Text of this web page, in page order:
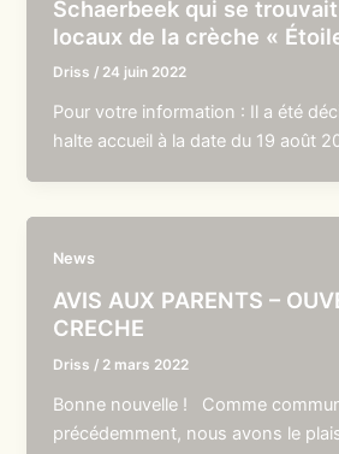
Schaerbeek qui se
locaux de la crèche «
Driss / 24 juin 2022
Pour votre information : Il a été
halte accueil à la date du 19 août
News
AVIS AUX PARENTS –
CRECHE
Driss / 2 mars 2022
Bonne nouvelle ! Comme
précédemment, nous avons le